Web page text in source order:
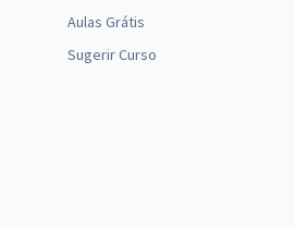
Aulas Grátis
Sugerir Curso